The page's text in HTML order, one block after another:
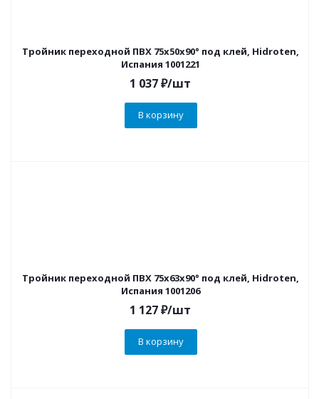
Тройник переходной ПВХ 75х50х90° под клей, Hidroten,
Испания 1001221
1 037₽/шт
В корзину
Тройник переходной ПВХ 75х63х90° под клей, Hidroten,
Испания 1001206
1 127₽/шт
В корзину